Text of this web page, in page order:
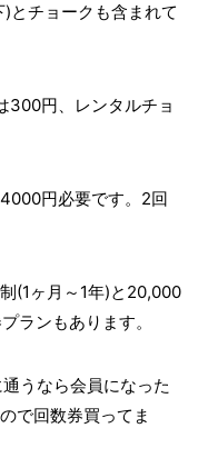
とチョークも含まれて
300円、レンタルチョ
円必要です。2回
(1ヶ月～1年)と20,000
ランもあります。
うなら会員になった
で回数券買ってま